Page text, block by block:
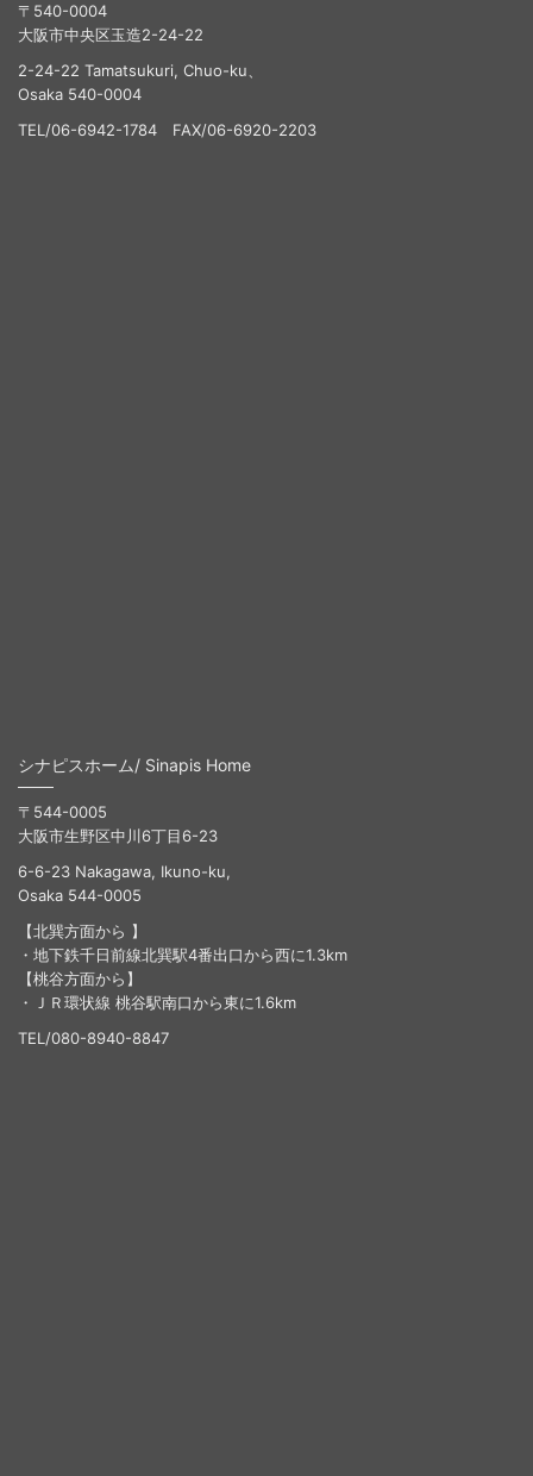
〒540-0004
大阪市中央区玉造2-24-22
2-24-22 Tamatsukuri, Chuo-ku、
Osaka 540-0004
TEL/06-6942-1784 FAX/06-6920-2203
シナピスホーム/ Sinapis Home
〒544-0005
大阪市生野区中川6丁目6-23
6-6-23 Nakagawa, Ikuno-ku,
Osaka 544-0005
【北巽方面から 】
・地下鉄千日前線北巽駅4番出口から西に1.3km
【桃谷方面から】
・ＪＲ環状線 桃谷駅南口から東に1.6km
TEL/080-8940-8847